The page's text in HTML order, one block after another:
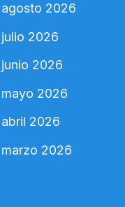
agosto 2026
julio 2026
junio 2026
mayo 2026
abril 2026
marzo 2026